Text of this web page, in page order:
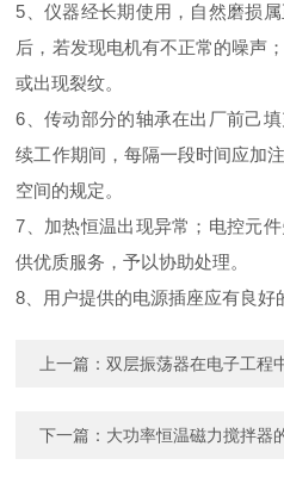
5、仪器经长期使用，自然磨损
后，若发现电机有不正常的噪声
或出现裂纹。
6、传动部分的轴承在出厂前己
续工作期间，每隔一段时间应加
空间的规定。
7、加热恒温出现异常；电控元
供优质服务，予以协助处理。
8、用户提供的电源插座应有良好
上一篇：双层振荡器在电子工程
下一篇： 大功率恒温磁力搅拌器